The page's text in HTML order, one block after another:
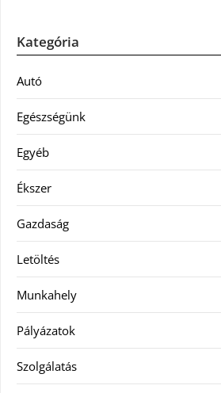
Kategória
Autó
Egészségünk
Egyéb
Ékszer
Gazdaság
Letöltés
Munkahely
Pályázatok
Szolgálatás